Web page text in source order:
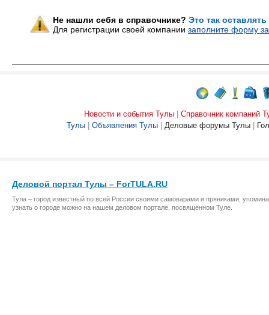
Не нашли себя в справочнике? Это так
Для регистрации своей компании заполните форму
Новости и события Тулы
Справочник компаний
Тулы
Объявления Тулы Деловые форумы Тулы
Деловой портал Тулы – ForTULA.RU
Тула – город известный по всей России своими самоварами и пряниками,
узнать о городе можно на нашем деловом портале, посвященном Туле.